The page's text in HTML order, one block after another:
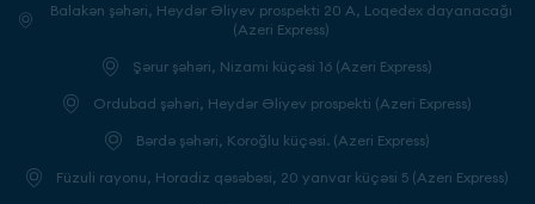
Balakən şəhəri, Heydər Əliyev prospekti 20 A, Loqedex dayanacağı
(Azeri Express)
Şərur şəhəri, Nizami küçəsi 16 (Azeri Express)
Ordubad şəhəri, Heydər Əliyev prospekti (Azeri Express)
Bərdə şəhəri, Koroğlu küçəsi. (Azeri Express)
Füzuli rayonu, Horadiz qəsəbəsi, 20 yanvar küçəsi 5 (Azeri Express)